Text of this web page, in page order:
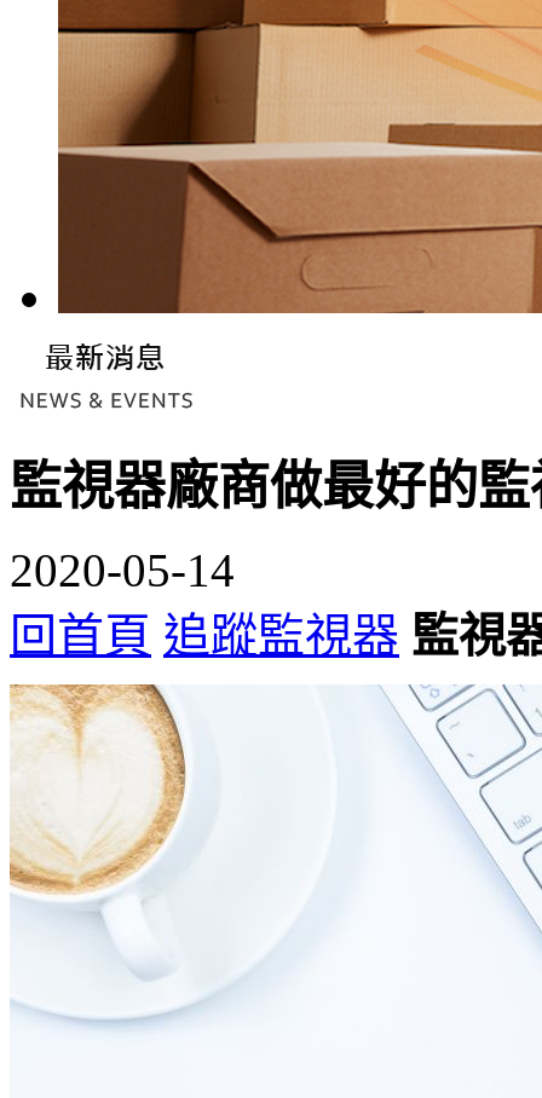
監視器廠商做最好的
2020-05-14
回首頁 追蹤監視器 監視